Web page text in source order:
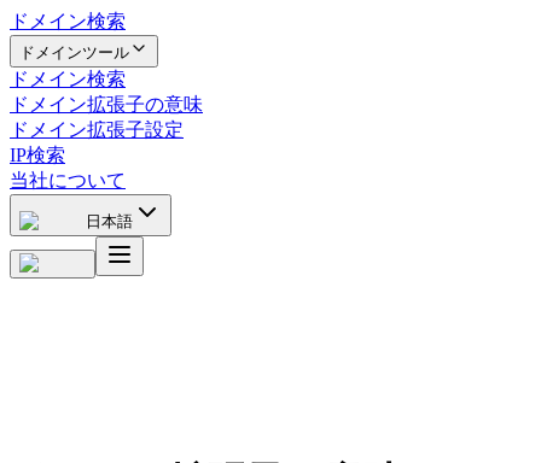
ドメイン検索
ドメインツール
ドメイン検索
ドメイン拡張子の意味
ドメイン拡張子設定
IP検索
当社について
日本語